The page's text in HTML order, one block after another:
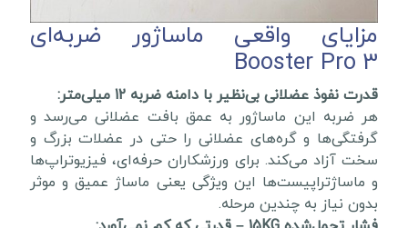
مزایای واقعی ماساژور ضربه‌ای
Booster Pro 3
قدرت نفوذ عضلانی بی‌نظیر با دامنه ضربه 12 میلی‌متر:
هر ضربه این ماساژور به عمق بافت عضلانی می‌رسد و
گرفتگی‌ها و گره‌های عضلانی را حتی در عضلات بزرگ و
سخت آزاد می‌کند. برای ورزشکاران حرفه‌ای، فیزیوتراپ‌ها
و ماساژتراپیست‌ها این ویژگی یعنی ماساژ عمیق و موثر
بدون نیاز به چندین مرحله.